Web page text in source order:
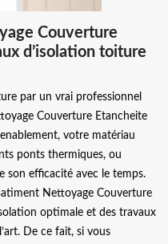
Couverture
d’isolation toiture
par un vrai professionnel
Couverture Etancheite
votre matériau
ponts thermiques, ou
son efficacité avec le temps.
Nettoyage Couverture
optimale et des travaux
De ce fait, si vous